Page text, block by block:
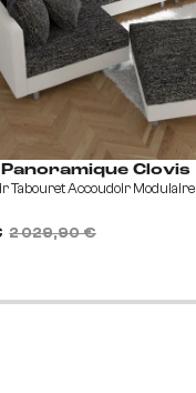
Panoramique Clovis
Tabouret Accoudoir Modulaire
2 029,90 €